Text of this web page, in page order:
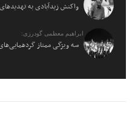
واکنش زیدآبادی به
ابراهیم معظمی گودرزی:
سه ویژگی ممتاز